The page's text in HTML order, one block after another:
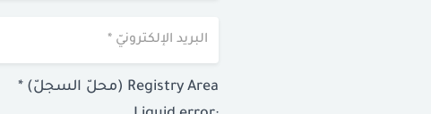
Registry Area (محلّ السجلّ) *